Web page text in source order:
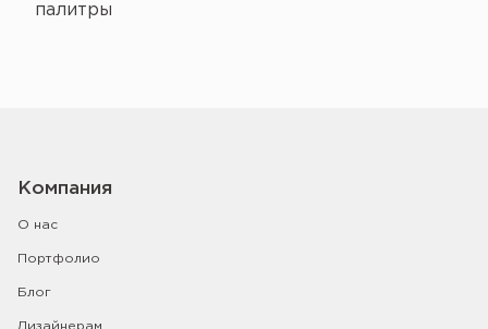
палитры
Компания
О нас
Портфолио
Блог
Дизайнерам